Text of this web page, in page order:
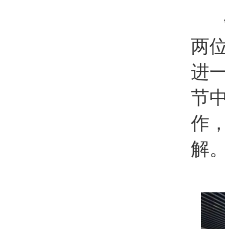
两
进
节
作
解